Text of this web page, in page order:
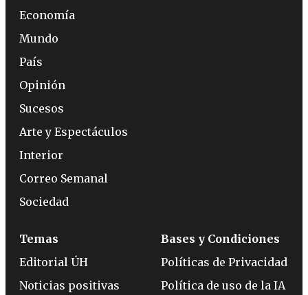
Economía
Mundo
País
Opinión
Sucesos
Arte y Espectáculos
Interior
Correo Semanal
Sociedad
Temas
Editorial ÚH
Noticias positivas
Bases y Condiciones
Políticas de Privacidad
Política de uso de la IA